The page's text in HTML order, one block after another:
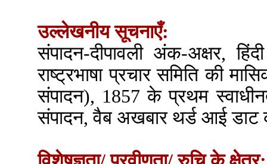
उल्लेखनीय सूचनाएँ:
संपादन-दीपावली अंक-अक्षर, हिंदी
राष्ट्रभाषा प्रचार समिति की
संपादन), 1857 के प्रथम
संपादन, वैब अखबार थर्ड आई